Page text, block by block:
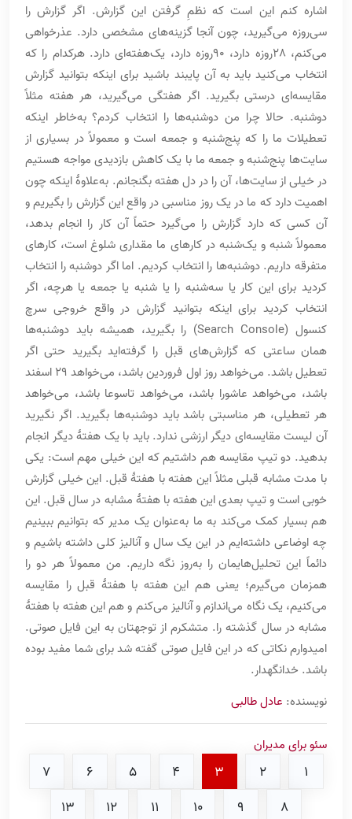
اشاره کنم این است که نظمِ گرفتن این گزارش. اگر گزارش را
سی‌روزه می‌گیرید، چون آنجا گزینه‌های مشخصی دارد. عذرخواهی
می‌کنم، 28روزه دارد، 90روزه دارد، یک‌هفته‌ای دارد. هرکدام را که
انتخاب می‌کنید باید به آن پایبند باشید برای اینکه بتوانید گزارش
مقایسه‌ای درستی بگیرید. اگر هفتگی می‌گیرید، هر هفته مثلاً
دوشنبه. حالا چرا من دوشنبه‌ها را انتخاب کردم؟ به‌خاطر اینکه
تعطیلات ما را که پنج‌شنبه و جمعه است و معمولاً در بسیاری از
سایت‌ها پنج‌شنبه و جمعه ما با یک کاهش بازدیدی مواجه هستیم
در خیلی از سایت‌ها، آن را در دل هفته بگنجانم. به‌علاوۀ اینکه چون
اهمیت دارد که ما در یک روز مناسبی در واقع این گزارش را بگیریم و
آن کسی که دارد گزارش را می‌گیرد حتماً آن کار را انجام بدهد،
معمولاً شنبه و یک‌شنبه در کارهای ما مقداری شلوغ است، کارهای
متفرقه داریم. دوشنبه‌ها را انتخاب کردیم. اما اگر دوشنبه را انتخاب
کردید برای این کار یا سه‌شنبه را یا شنبه یا جمعه یا هرچه، اگر
انتخاب کردید برای اینکه بتوانید گزارش در واقع خروجی سرچ
کنسول (Search Console) را بگیرید، همیشه باید دوشنبه‌ها
همان ساعتی که گزارش‌های قبل را گرفته‌اید بگیرید حتی اگر
تعطیل باشد. می‌خواهد روز اول فروردین باشد، می‌خواهد 29 اسفند
باشد، می‌خواهد عاشورا باشد، می‌خواهد تاسوعا باشد، می‌خواهد
هر تعطیلی، هر مناسبتی باشد باید دوشنبه‌ها بگیرید. اگر نگیرید
آن لیست مقایسه‌ای دیگر ارزشی ندارد. باید با یک هفتۀ دیگر انجام
بدهید. دو تیپ مقایسه هم داشتیم که این خیلی مهم است: یکی
با مدت مشابه قبلی مثلاً این هفته با هفتۀ قبل. این خیلی گزارش
خوبی است و تیپ بعدی این هفته با هفتۀ مشابه در سال قبل. این
هم بسیار کمک می‌کند به ما به‌عنوان یک مدیر که بتوانیم ببینیم
چه اوضاعی داشته‌ایم در این یک سال و آنالیز کلی داشته باشیم و
دائماً این تحلیل‌هایمان را به‌روز نگه داریم. من معمولاً هر دو را
همزمان می‌گیرم؛ یعنی هم این هفته با هفتۀ قبل را مقایسه
می‌کنیم، یک نگاه می‌اندازم و آنالیز می‌کنم و هم این هفته با هفتۀ
مشابه در سال گذشته را. متشکرم از توجهتان به این فایل صوتی.
امیدوارم نکاتی که در این فایل صوتی گفته شد برای شما مفید بوده
باشد. خدانگهدار.
نویسنده: عادل طالبی
سئو برای مدیران
1
2
3
4
5
6
7
8
9
10
11
12
13